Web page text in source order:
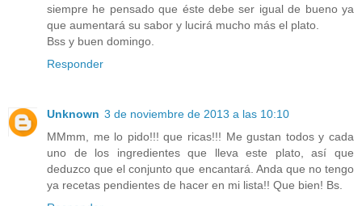
siempre he pensado que éste debe ser igual de bueno ya
que aumentará su sabor y lucirá mucho más el plato.
Bss y buen domingo.
Responder
Unknown 3 de noviembre de 2013 a las 10:10
MMmm, me lo pido!!! que ricas!!! Me gustan todos y cada
uno de los ingredientes que lleva este plato, así que
deduzco que el conjunto que encantará. Anda que no tengo
ya recetas pendientes de hacer en mi lista!! Que bien! Bs.